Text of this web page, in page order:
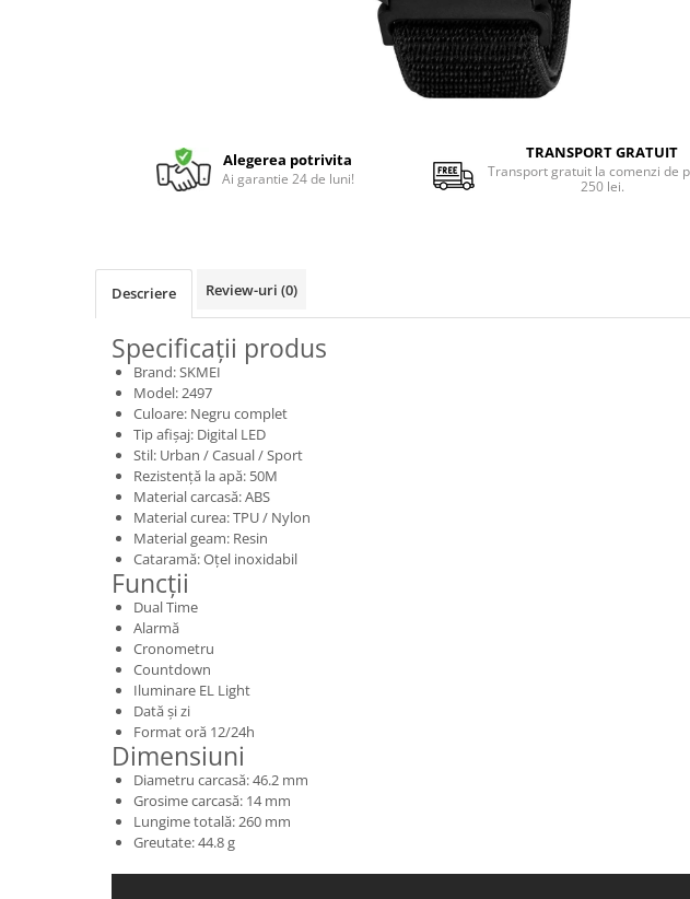
Alegerea potrivita
Ai garantie 24 de luni!
TRANSPORT GRATUIT
Transport gratuit la comenzi de
250 lei.
Descriere Review-uri (0)
Specificații produs
Brand: SKMEI
Model: 2497
Culoare: Negru complet
Tip afișaj: Digital LED
Stil: Urban / Casual / Sport
Rezistență la apă: 50M
Material carcasă: ABS
Material curea: TPU / Nylon
Material geam: Resin
Cataramă: Oțel inoxidabil
Funcții
Dual Time
Alarmă
Cronometru
Countdown
Iluminare EL Light
Dată și zi
Format oră 12/24h
Dimensiuni
Diametru carcasă: 46.2 mm
Grosime carcasă: 14 mm
Lungime totală: 260 mm
Greutate: 44.8 g